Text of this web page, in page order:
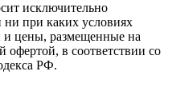
исключительно
при каких условиях
цены, размещенные на
офертой, в соответствии со
РФ.